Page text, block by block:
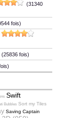
(31340
fois)
(25836 fois)
Swift
Bubbles Sort my Tiles
Saving Captain